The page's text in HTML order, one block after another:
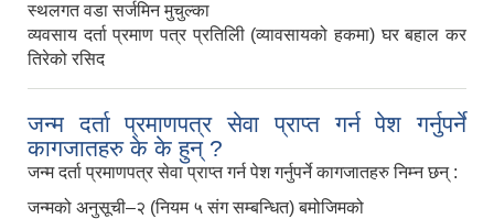
स्थलगत वडा सर्जमिन मुचुल्का
व्यवसाय दर्ता प्रमाण पत्र प्रतिलिी (व्यावसायको हकमा) घर बहाल कर
तिरेको रसिद
जन्म दर्ता प्रमाणपत्र सेवा प्राप्त गर्न पेश गर्नुपर्ने
कागजातहरु के के हुन् ?
जन्म दर्ता प्रमाणपत्र सेवा प्राप्त गर्न पेश गर्नुपर्ने कागजातहरु निम्न छन् :
जन्मको अनुसूची–२ (नियम ५ संग सम्बन्धित) बमोजिमको